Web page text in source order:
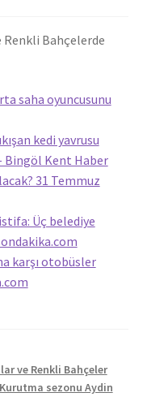
Renkli Bahçelerde
saha oyuncusunu
kedi yavrusu
Bingöl Kent Haber
31 Temmuz
Üç belediye
karşı otobüsler
ve Renkli Bahçeler
Kurutma sezonu Aydin